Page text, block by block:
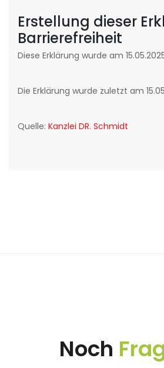
Erstellung dieser
Barrierefreiheit
Diese Erklärung wurde am
Die Erklärung wurde zuletzt am
Quelle: Kanzlei DR. Schmidt
Noch